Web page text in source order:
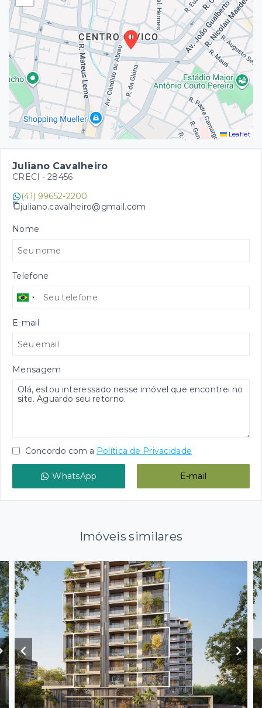
Leaflet
Juliano Cavalheiro
CRECI - 28456
(41) 99652-2200
juliano.cavalheiro@gmail.com
Nome
Telefone
E-mail
Mensagem
Concordo com a Política de Privacidade
WhatsApp E-mail
Imóveis similares